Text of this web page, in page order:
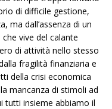
di difficile gestione,
ma dall’assenza di un
vive del calante
di attività nello stesso
fragilità finanziaria e
della crisi economica
mancanza di stimoli ad
tutti insieme abbiamo il